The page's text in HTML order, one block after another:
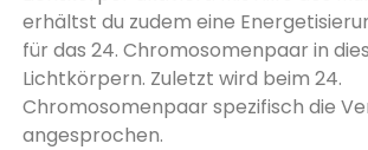
erhältst du zudem eine
für das 24. Chromosomenpaar in
Lichtkörpern. Zuletzt wird beim 24.
Chromosomenpaar spezifisch die
angesprochen.